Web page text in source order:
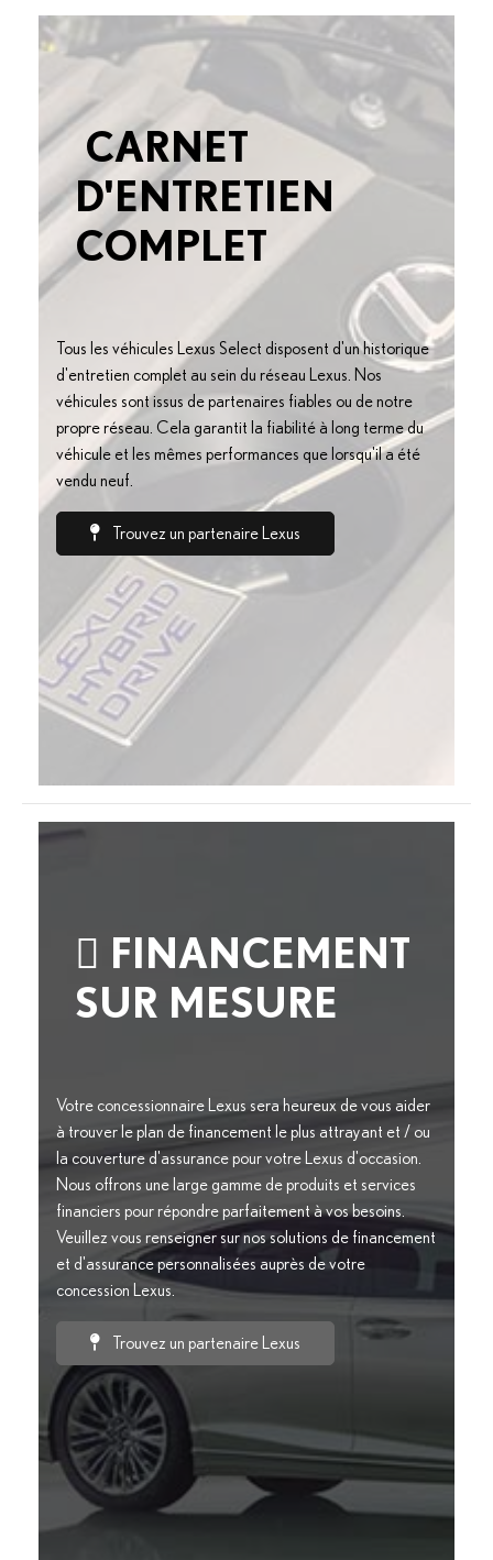
CARNET
D'ENTRETIEN
COMPLET
Tous les véhicules Lexus Select disposent d'un historique
d'entretien complet au sein du réseau Lexus. Nos
véhicules sont issus de partenaires fiables ou de notre
propre réseau. Cela garantit la fiabilité à long terme du
véhicule et les mêmes performances que lorsqu'il a été
vendu neuf.
Trouvez un partenaire Lexus
FINANCEMENT
SUR MESURE
Votre concessionnaire Lexus sera heureux de vous aider
à trouver le plan de financement le plus attrayant et / ou
la couverture d'assurance pour votre Lexus d'occasion.
Nous offrons une large gamme de produits et services
financiers pour répondre parfaitement à vos besoins.
Veuillez vous renseigner sur nos solutions de financement
et d'assurance personnalisées auprès de votre
concession Lexus.
Trouvez un partenaire Lexus